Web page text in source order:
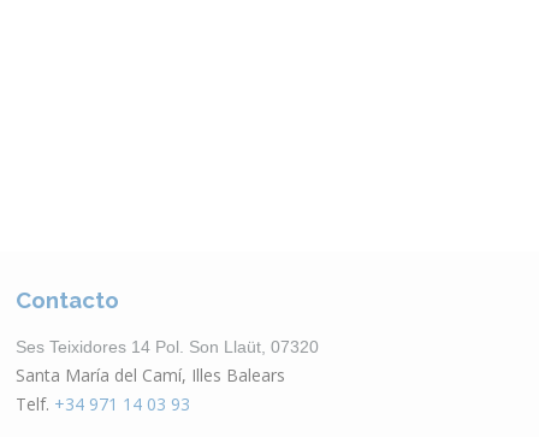
Contacto
Ses Teixidores 14 Pol. Son Llaüt, 07320
Santa María del Camí, Illes Balears
Telf. +34 971 14 03 93